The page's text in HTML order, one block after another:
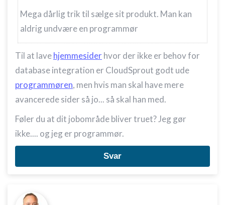
Mega dårlig trik til sælge sit produkt. Man kan
aldrig undvære en programmør
Til at lavehjemmesiderhvor der ikke er behov for
database integration er CloudSprout godt ude
programmøren, men hvis man skal have mere
avancerede sider så jo... så skal han med.
Føler du at dit jobområde bliver truet? Jeg gør
ikke.... og jeg er programmør.
Svar